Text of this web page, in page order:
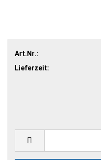
Art.Nr.:
Lieferzeit: